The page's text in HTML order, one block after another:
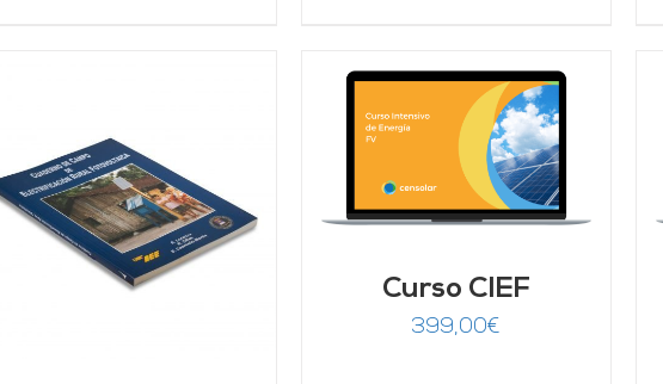
AÑADIR AL CARRITO
DETALLES
Curso CIEF
399,00€
AÑADIR AL CARRITO
DETALLES